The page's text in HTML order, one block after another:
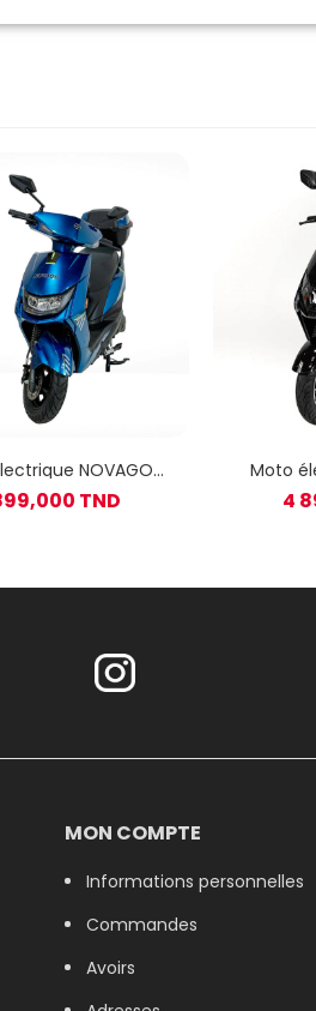
NOVAGO
70 - BleuTND
Moto
4
MON COMPTE
Informations personnelles
Commandes
Avoirs